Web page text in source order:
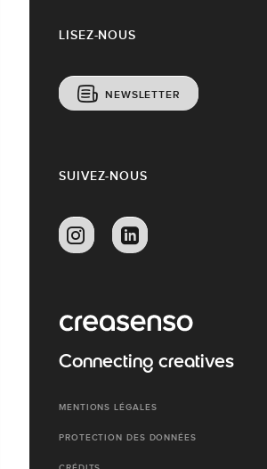
LISEZ-NOUS
NEWSLETTER
SUIVEZ-NOUS
Connecting creatives
MENTIONS LÉGALES
PROTECTION DES DONNÉES